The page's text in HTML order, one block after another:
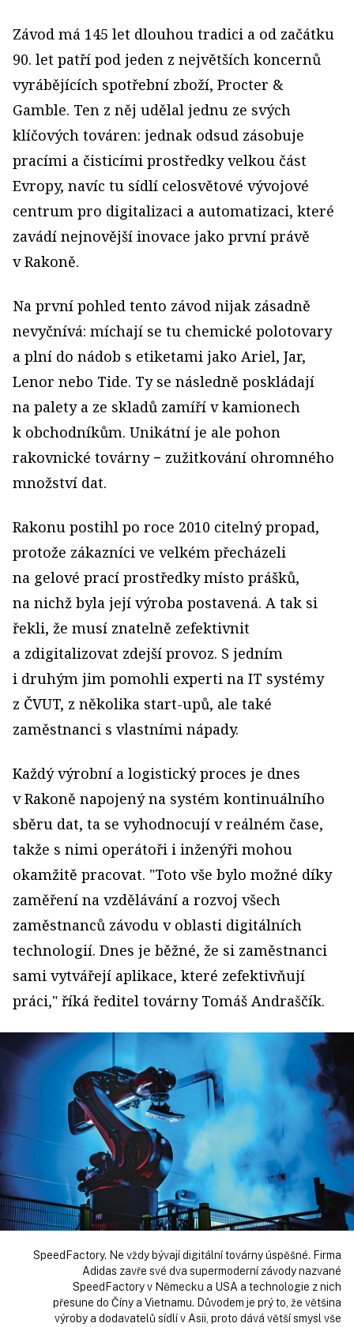
Závod má 145 let dlouhou tradici a od začátku
90. let patří pod jeden z největších koncernů
vyrábějících spotřební zboží, Procter &
Gamble. Ten z něj udělal jednu ze svých
klíčových továren: jednak odsud zásobuje
pracími a čisticími prostředky velkou část
Evropy, navíc tu sídlí celosvětové vývojové
centrum pro digitalizaci a automatizaci, které
zavádí nejnovější inovace jako první právě
v Rakoně.
Na první pohled tento závod nijak zásadně
nevyčnívá: míchají se tu chemické polotovary
a plní do nádob s etiketami jako Ariel, Jar,
Lenor nebo Tide. Ty se následně poskládají
na palety a ze skladů zamíří v kamionech
k obchodníkům. Unikátní je ale pohon
rakovnické továrny − zužitkování ohromného
množství dat.
Rakonu postihl po roce 2010 citelný propad,
protože zákazníci ve velkém přecházeli
na gelové prací prostředky místo prášků,
na nichž byla její výroba postavená. A tak si
řekli, že musí znatelně zefektivnit
a zdigitalizovat zdejší provoz. S jedním
i druhým jim pomohli experti na IT systémy
z ČVUT, z několika start­-upů, ale také
zaměstnanci s vlastními nápady.
Každý výrobní a logistický proces je dnes
v Rakoně napojený na systém kontinuálního
sběru dat, ta se vyhodnocují v reálném čase,
takže s nimi operátoři i inženýři mohou
okamžitě pracovat. "Toto vše bylo možné díky
zaměření na vzdělávání a rozvoj všech
zaměstnanců závodu v oblasti digitálních
technologií. Dnes je běžné, že si zaměstnanci
sami vytvářejí aplikace, které zefektivňují
práci," říká ředitel továrny Tomáš Andraščík.
SpeedFactory. Ne vždy bývají digitální továrny úspěšné. Firma
Adidas zavře své dva supermoderní závody nazvané
SpeedFactory v Německu a USA a technologie z nich
přesune do Číny a Vietnamu. Důvodem je prý to, že většina
výroby a dodavatelů sídlí v Asii, proto dává větší smysl vše